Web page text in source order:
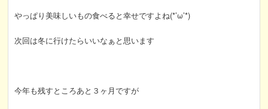
やっぱり美味しいもの食べると幸せですよね(*’ω’*)
次回は冬に行けたらいいなぁと思います
今年も残すところあと３ヶ月ですが